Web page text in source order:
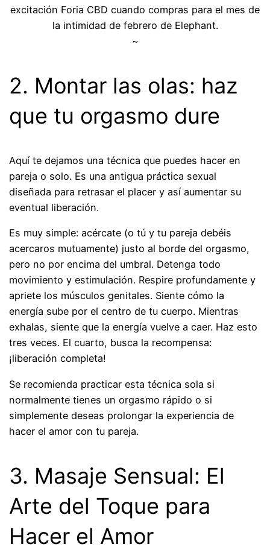
excitación Foria CBD cuando compras para el mes de
la intimidad de febrero de Elephant.
~
2. Montar las olas: haz
que tu orgasmo dure
Aquí te dejamos una técnica que puedes hacer en
pareja o solo. Es una antigua práctica sexual
diseñada para retrasar el placer y así aumentar su
eventual liberación.
Es muy simple: acércate (o tú y tu pareja debéis
acercaros mutuamente) justo al borde del orgasmo,
pero no por encima del umbral. Detenga todo
movimiento y estimulación. Respire profundamente y
apriete los músculos genitales. Siente cómo la
energía sube por el centro de tu cuerpo. Mientras
exhalas, siente que la energía vuelve a caer. Haz esto
tres veces. El cuarto, busca la recompensa:
¡liberación completa!
Se recomienda practicar esta técnica sola si
normalmente tienes un orgasmo rápido o si
simplemente deseas prolongar la experiencia de
hacer el amor con tu pareja.
3. Masaje Sensual: El
Arte del Toque para
Hacer el Amor